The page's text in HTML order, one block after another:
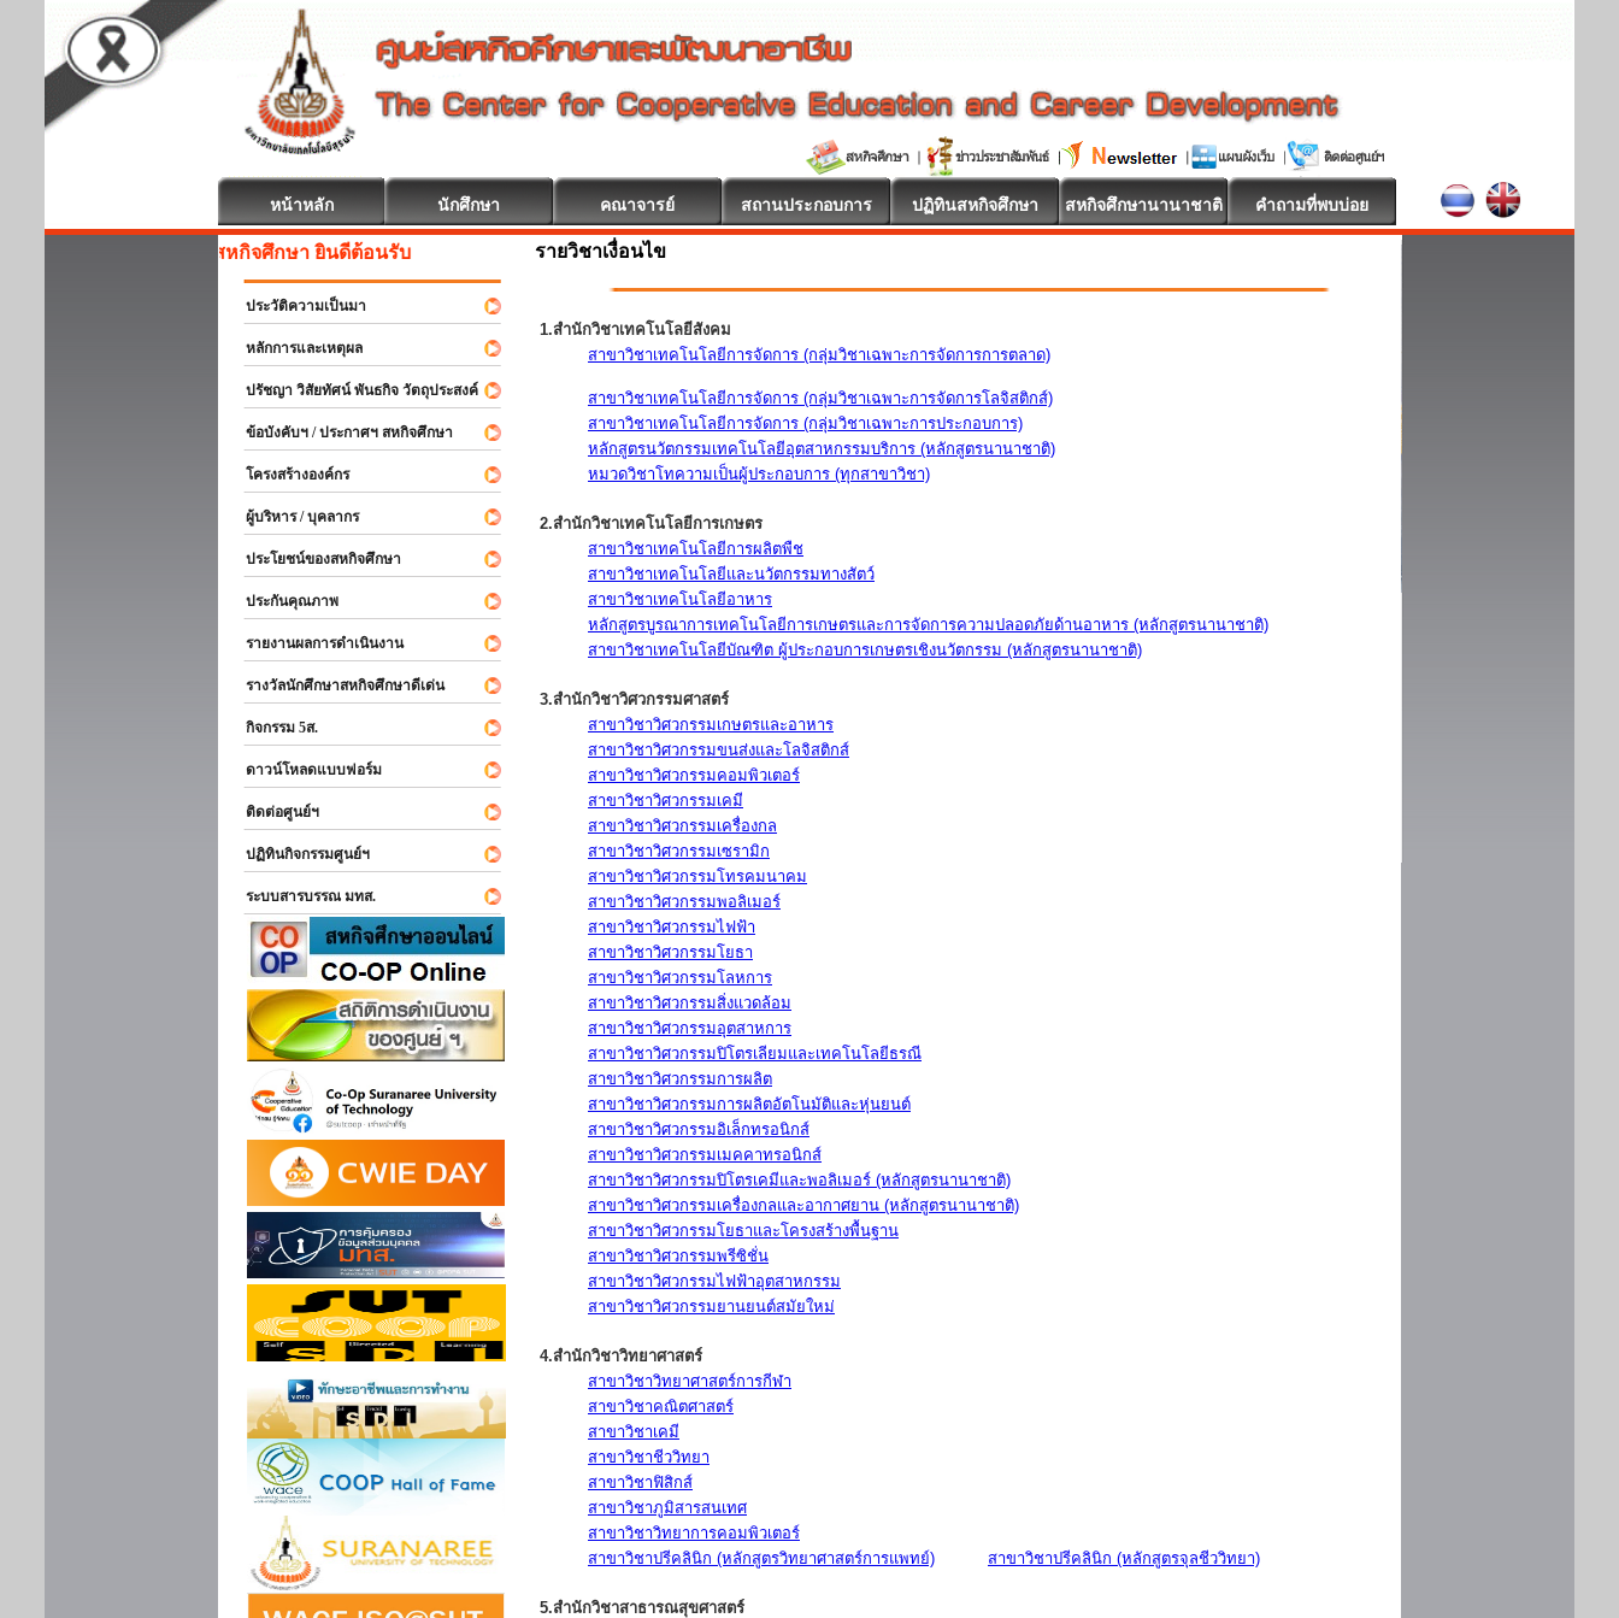
หน้าหลัก นักศึกษา คณาจารย์ สถานประกอบการ ปฏิทินสหกิจศึกษา สหกิจศึกษานานาชาติ คำถามที่พบบ่อย
สหกิจศึกษา ยินดีต้อนรับ
ประวัติความเป็นมา
หลักการและเหตุผล
ปรัชญา วิสัยทัศน์ พันธกิจ วัตถุประสงค์
ข้อบังคับฯ / ประกาศฯ สหกิจศึกษา
โครงสร้างองค์กร
ผู้บริหาร / บุคลากร
ประโยชน์ของสหกิจศึกษา
ประกันคุณภาพ
รายงานผลการดำเนินงาน
รางวัลนักศึกษาสหกิจศึกษาดีเด่น
กิจกรรม 5ส.
ดาวน์โหลดแบบฟอร์ม
ติดต่อศูนย์ฯ
ปฏิทินกิจกรรมศูนย์ฯ
ระบบสารบรรณ มทส.
รายวิชาเงื่อนไข
1.สำนักวิชาเทคโนโลยีสังคม
สาขาวิชาเทคโนโลยีการจัดการ (กลุ่มวิชาเฉพาะการจัดการการตลาด)
สาขาวิชาเทคโนโลยีการจัดการ (กลุ่มวิชาเฉพาะการจัดการโลจิสติกส์)
สาขาวิชาเทคโนโลยีการจัดการ (กลุ่มวิชาเฉพาะการประกอบการ)
หลักสูตรนวัตกรรมเทคโนโลยีอุตสาหกรรมบริการ (หลักสูตรนานาชาติ)
หมวดวิชาโทความเป็นผู้ประกอบการ (ทุกสาขาวิชา)
2.สำนักวิชาเทคโนโลยีการเกษตร
สาขาวิชาเทคโนโลยีการผลิตพืช
สาขาวิชาเทคโนโลยีและนวัตกรรมทางสัตว์
สาขาวิชาเทคโนโลยีอาหาร
หลักสูตรบูรณาการเทคโนโลยีการเกษตรและการจัดการความปลอดภัยด้านอาหาร (หลักสูตรนานาชาติ)
สาขาวิชาเทคโนโลยีบัณฑิต ผู้ประกอบการเกษตรเชิงนวัตกรรม (หลักสูตรนานาชาติ)
3.สำนักวิชาวิศวกรรมศาสตร์
สาขาวิชาวิศวกรรมเกษตรและอาหาร
สาขาวิชาวิศวกรรมขนส่งและโลจิสติกส์
สาขาวิชาวิศวกรรมคอมพิวเตอร์
สาขาวิชาวิศวกรรมเคมี
สาขาวิชาวิศวกรรมเครื่องกล
สาขาวิชาวิศวกรรมเซรามิก
สาขาวิชาวิศวกรรมโทรคมนาคม
สาขาวิชาวิศวกรรมพอลิเมอร์
สาขาวิชาวิศวกรรมไฟฟ้า
สาขาวิชาวิศวกรรมโยธา
สาขาวิชาวิศวกรรมโลหการ
สาขาวิชาวิศวกรรมสิ่งแวดล้อม
สาขาวิชาวิศวกรรมอุตสาหการ
สาขาวิชาวิศวกรรมปิโตรเลียมและเทคโนโลยีธรณี
สาขาวิชาวิศวกรรมการผลิต
สาขาวิชาวิศวกรรมการผลิตอัตโนมัติและหุ่นยนต์
สาขาวิชาวิศวกรรมอิเล็กทรอนิกส์
สาขาวิชาวิศวกรรมเมคคาทรอนิกส์
สาขาวิชาวิศวกรรมปิโตรเคมีและพอลิเมอร์ (หลักสูตรนานาชาติ)
สาขาวิชาวิศวกรรมเครื่องกลและอากาศยาน (หลักสูตรนานาชาติ)
สาขาวิชาวิศวกรรมโยธาและโครงสร้างพื้นฐาน
สาขาวิชาวิศวกรรมพรีซิชั่น
สาขาวิชาวิศวกรรมไฟฟ้าอุตสาหกรรม
สาขาวิชาวิศวกรรมยานยนต์สมัยใหม่
4.สำนักวิชาวิทยาศาสตร์
สาขาวิชาวิทยาศาสตร์การกีฬา
สาขาวิชาคณิตศาสตร์
สาขาวิชาเคมี
สาขาวิชาชีววิทยา
สาขาวิชาฟิสิกส์
สาขาวิชาภูมิสารสนเทศ
สาขาวิชาวิทยาการคอมพิวเตอร์
สาขาวิชาปรีคลินิก (หลักสูตรวิทยาศาสตร์การแพทย์)
สาขาวิชาปรีคลินิก (หลักสูตรจุลชีววิทยา)
5.สำนักวิชาสาธารณสุขศาสตร์